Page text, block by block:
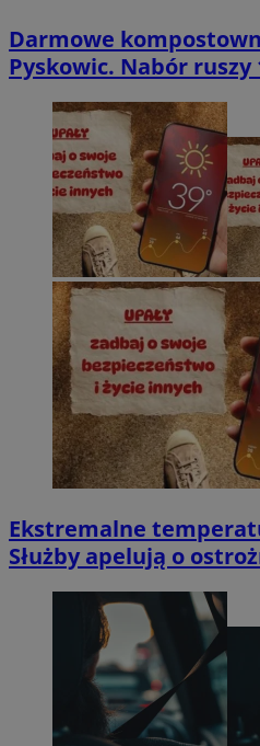
Darmowe
Pyskowic. Nabór ruszy
Ekstremalne
Służby apelują o